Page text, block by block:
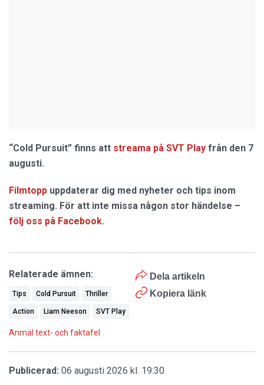
“Cold Pursuit” finns att streama på SVT Play från den 7
augusti.
Filmtopp uppdaterar dig med nyheter och tips inom
streaming. För att inte missa någon stor händelse –
följ oss på Facebook.
Dela artikeln
Kopiera länk
Relaterade ämnen:
Tips Cold Pursuit Thriller
Action Liam Neeson SVT Play
Anmäl text- och faktafel
Publicerad: 06 augusti 2026 kl. 19:30